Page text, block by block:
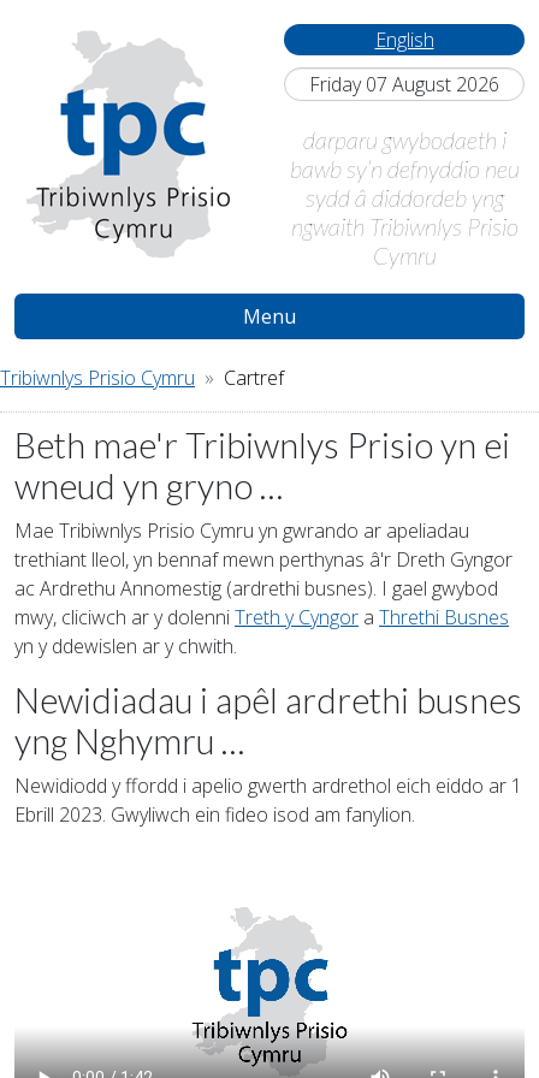
English
Friday 07 August 2026
darparu gwybodaeth i
bawb sy’n defnyddio neu
sydd â diddordeb yng
ngwaith Tribiwnlys Prisio
Cymru
Menu
Tribiwnlys Prisio Cymru Cartref
Beth mae'r Tribiwnlys Prisio yn ei
wneud yn gryno …
Mae Tribiwnlys Prisio Cymru yn gwrando ar apeliadau
trethiant lleol, yn bennaf mewn perthynas â'r Dreth Gyngor
ac Ardrethu Annomestig (ardrethi busnes). I gael gwybod
mwy, cliciwch ar y dolenniTreth y Cyngor a Threthi Busnes
yn y ddewislen ar y chwith.
Newidiadau i apêl ardrethi busnes
yng Nghymru …
Newidiodd y ffordd i apelio gwerth ardrethol eich eiddo ar 1
Ebrill 2023. Gwyliwch ein fideo isod am fanylion.